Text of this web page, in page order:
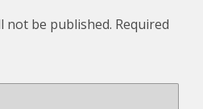
not be published. Required